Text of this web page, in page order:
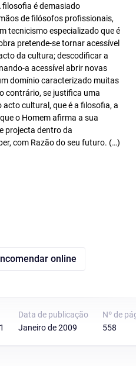
filosofia é demasiado
de filósofos profissionais,
tecnicismo especializado que é
pretende-se tornar acessível
da cultura; descodificar a
a acessível abrir novas
domínio caracterizado muitas
contrário, se justifica uma
cultural, que é a filosofia, a
o Homem afirma a sua
projecta dentro da
com Razão do seu futuro. (…)
online
Data de publicação
Janeiro de 2009
Nº de
558